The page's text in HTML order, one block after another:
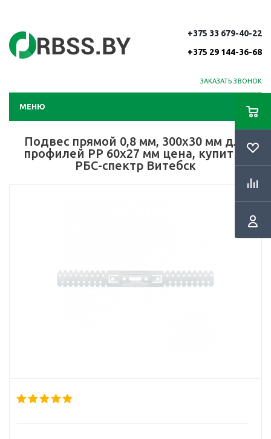
+375 33 679-40-22
+375 29 144-36-68
ЗАКАЗАТЬ ЗВОНОК
МЕНЮ
Подвес прямой 0,8 мм, 300х30 мм для
профилей РР 60х27 мм цена, купить |
РБС-спектр Витебск